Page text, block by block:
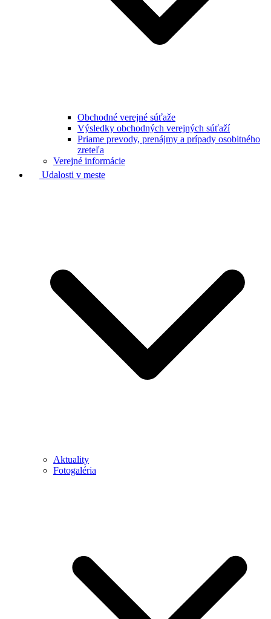
Obchodné verejné súťaže
Výsledky obchodných verejných súťaží
Priame prevody, prenájmy a prípady osobitného
zreteľa
Verejné informácie
Udalosti v meste
Aktuality
Fotogaléria